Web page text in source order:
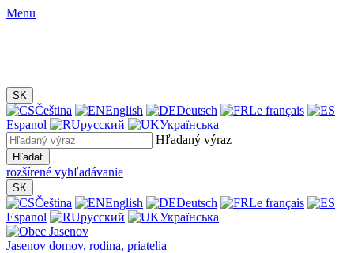
Menu
SK
Čeština English Deutsch
Le français
Espanol
русский
Українська
Hľadaný výraz
Hľadať
rozšírené vyhľadávanie
SK
Čeština English Deutsch
Le français
Espanol
русский Українська
Jasenov domov, rodina, priatelia